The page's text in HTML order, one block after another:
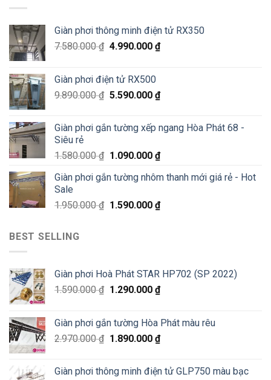
Đống
Đa
Đông
–
Siêu
chỉ
200K
Giàn phơi thông minh điện tử RX350
7.580.000₫ 4.990.000 ₫
Giàn phơi điện tử RX500
9.890.000₫ 5.590.000 ₫
Giàn phơi gắn tường xếp ngang Hòa Phát 68 -
Siêu rẻ
1.580.000₫ 1.090.000 ₫
Giàn phơi gắn tường nhôm thanh mới giá rẻ - Hot
Sale
1.950.000₫ 1.590.000 ₫
BEST SELLING
Giàn phơi Hoà Phát STAR HP702 (SP 2022)
1.590.000₫ 1.290.000 ₫
Giàn phơi gắn tường Hòa Phát màu rêu
2.970.000₫ 1.890.000 ₫
Giàn phơi thông minh điện tử GLP750 màu bạc